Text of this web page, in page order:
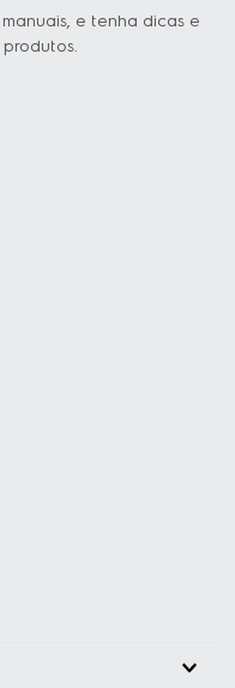
e tenha dicas e